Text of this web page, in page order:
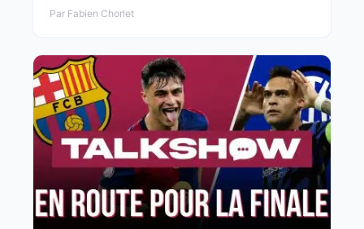
Par Fabien Chorlet